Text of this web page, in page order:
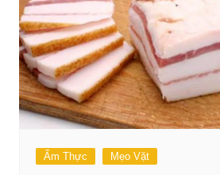
Ẩm Thực Mẹo Vặt